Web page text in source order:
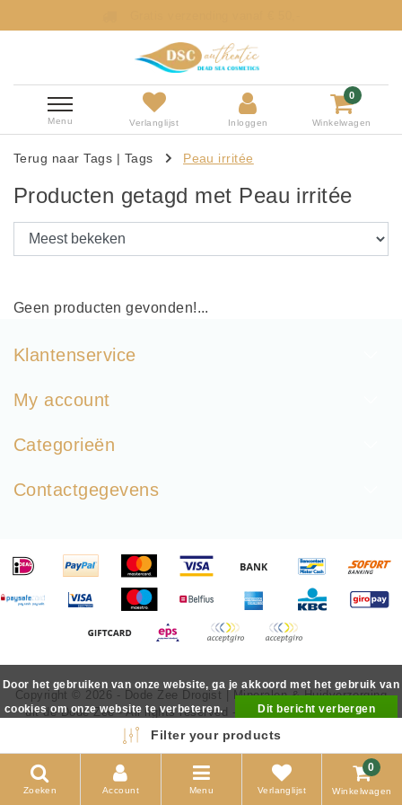
Menu Verlanglijst Inloggen
0
Winkelwagen
Terug naar Tags | Tags Peau irritée
Producten getagd met Peau irritée
Geen producten gevonden!...
Klantenservice
My account
Categorieën
Contactgegevens
Copyright © 2026 - Dode Zee Drogist | Mineralen & Huidverzorging
uit de Dode Zee - All rights reserved - RealizationInStijl Media
Filter your products
Zoeken Account Menu Verlanglijst
0
Winkelwagen
Door het gebruiken van onze website, ga je akkoord met het gebruik van
cookies om onze website te verbeteren.
Dit bericht verbergen
Meer over cookies »